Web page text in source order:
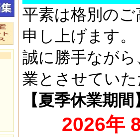
平素は格別の
申し上げます。
誠に勝手なが
業とさせてい
【夏季休業期間
2026年